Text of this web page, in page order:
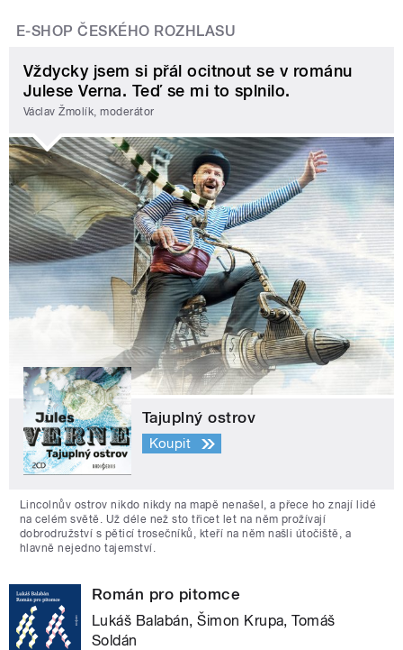
E-SHOP ČESKÉHO ROZHLASU
Vždycky jsem si přál ocitnout se v románu
Julese Verna. Teď se mi to splnilo.
Václav Žmolík, moderátor
Tajuplný ostrov
Koupit
Lincolnův ostrov nikdo nikdy na mapě nenašel, a přece ho znají lidé
na celém světě. Už déle než sto třicet let na něm prožívají
dobrodružství s pěticí trosečníků, kteří na něm našli útočiště, a
hlavně nejedno tajemství.
Román pro pitomce
Lukáš Balabán, Šimon Krupa, Tomáš
Soldán